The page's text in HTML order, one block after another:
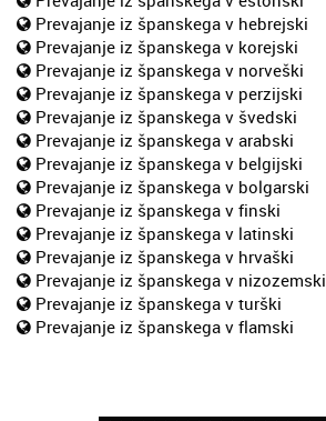
Prevajanje iz španskega v hebrejski
Prevajanje iz španskega v korejski
Prevajanje iz španskega v norveški
Prevajanje iz španskega v perzijski
Prevajanje iz španskega v švedski
Prevajanje iz španskega v arabski
Prevajanje iz španskega v belgijski
Prevajanje iz španskega v bolgarski
Prevajanje iz španskega v finski
Prevajanje iz španskega v latinski
Prevajanje iz španskega v hrvaški
Prevajanje iz španskega v nizozemski
Prevajanje iz španskega v turški
Prevajanje iz španskega v flamski